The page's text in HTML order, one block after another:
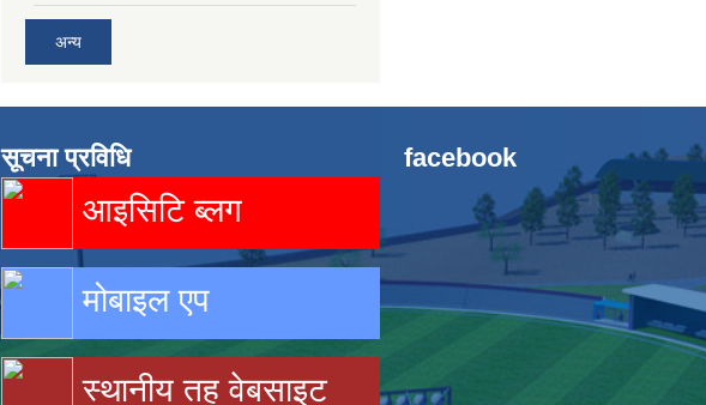
अन्य
सूचना प्रविधि
आइसिटि ब्लग
मोबाइल एप
स्थानीय तह वेबसाइट
facebook